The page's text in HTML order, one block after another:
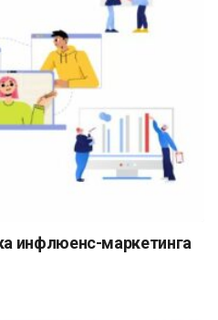
инфлюенс-маркетинга